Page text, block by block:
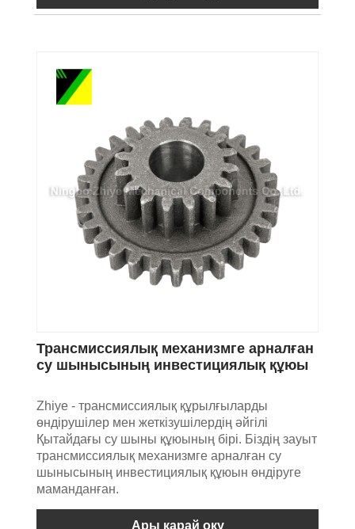
Трансмиссиялық механизмге арналған
су шынысының инвестициялық құюы
Zhiye - трансмиссиялық құрылғыларды
өндірушілер мен жеткізушілердің әйгілі
Қытайдағы су шыны құюының бірі. Біздің зауыт
трансмиссиялық механизмге арналған су
шынысының инвестициялық құюын өндіруге
маманданған.
Ары қарай оқу